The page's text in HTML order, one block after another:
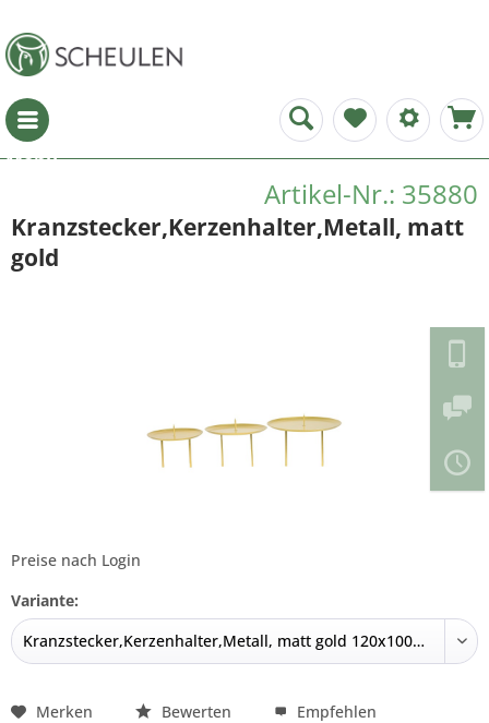
Menü
Artikel-Nr.: 35880
Kranzstecker,Kerzenhalter,Metall, matt
gold
Preise nach Login
Variante:
Merken Bewerten Empfehlen